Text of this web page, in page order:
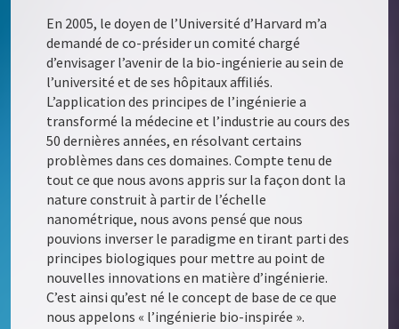
En 2005, le doyen de l’Université d’Harvard m’a
demandé de co-présider un comité chargé
d’envisager l’avenir de la bio-ingénierie au sein de
l’université et de ses hôpitaux affiliés.
L’application des principes de l’ingénierie a
transformé la médecine et l’industrie au cours des
50 dernières années, en résolvant certains
problèmes dans ces domaines. Compte tenu de
tout ce que nous avons appris sur la façon dont la
nature construit à partir de l’échelle
nanométrique, nous avons pensé que nous
pouvions inverser le paradigme en tirant parti des
principes biologiques pour mettre au point de
nouvelles innovations en matière d’ingénierie.
C’est ainsi qu’est né le concept de base de ce que
nous appelons « l’ingénierie bio-inspirée ».